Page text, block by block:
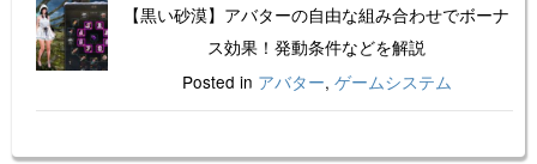
【黒い砂漠】アバターの自由な組み合わせでボーナ
ス効果！発動条件などを解説
Posted in アバター, ゲームシステム